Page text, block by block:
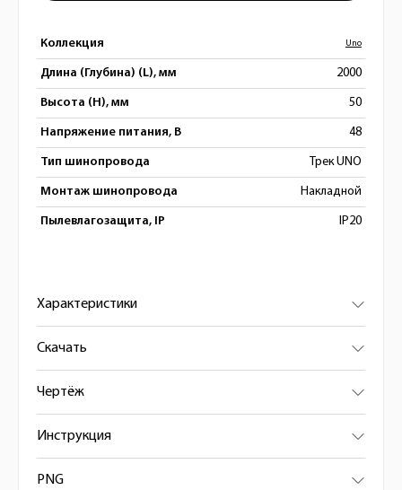
Коллекция Uno
Длина (Глубина) (L), мм 2000
Высота (H), мм 50
Напряжение питания, В 48
Тип шинопровода Трек UNO
Монтаж шинопровода Накладной
Пылевлагозащита, IP IP20
Характеристики
Скачать
Чертёж
Инструкция
PNG